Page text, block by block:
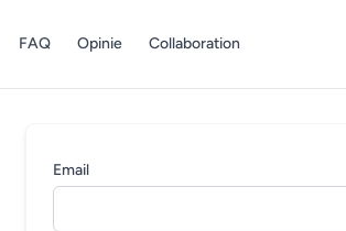
FAQ Opinie Collaboration
Email